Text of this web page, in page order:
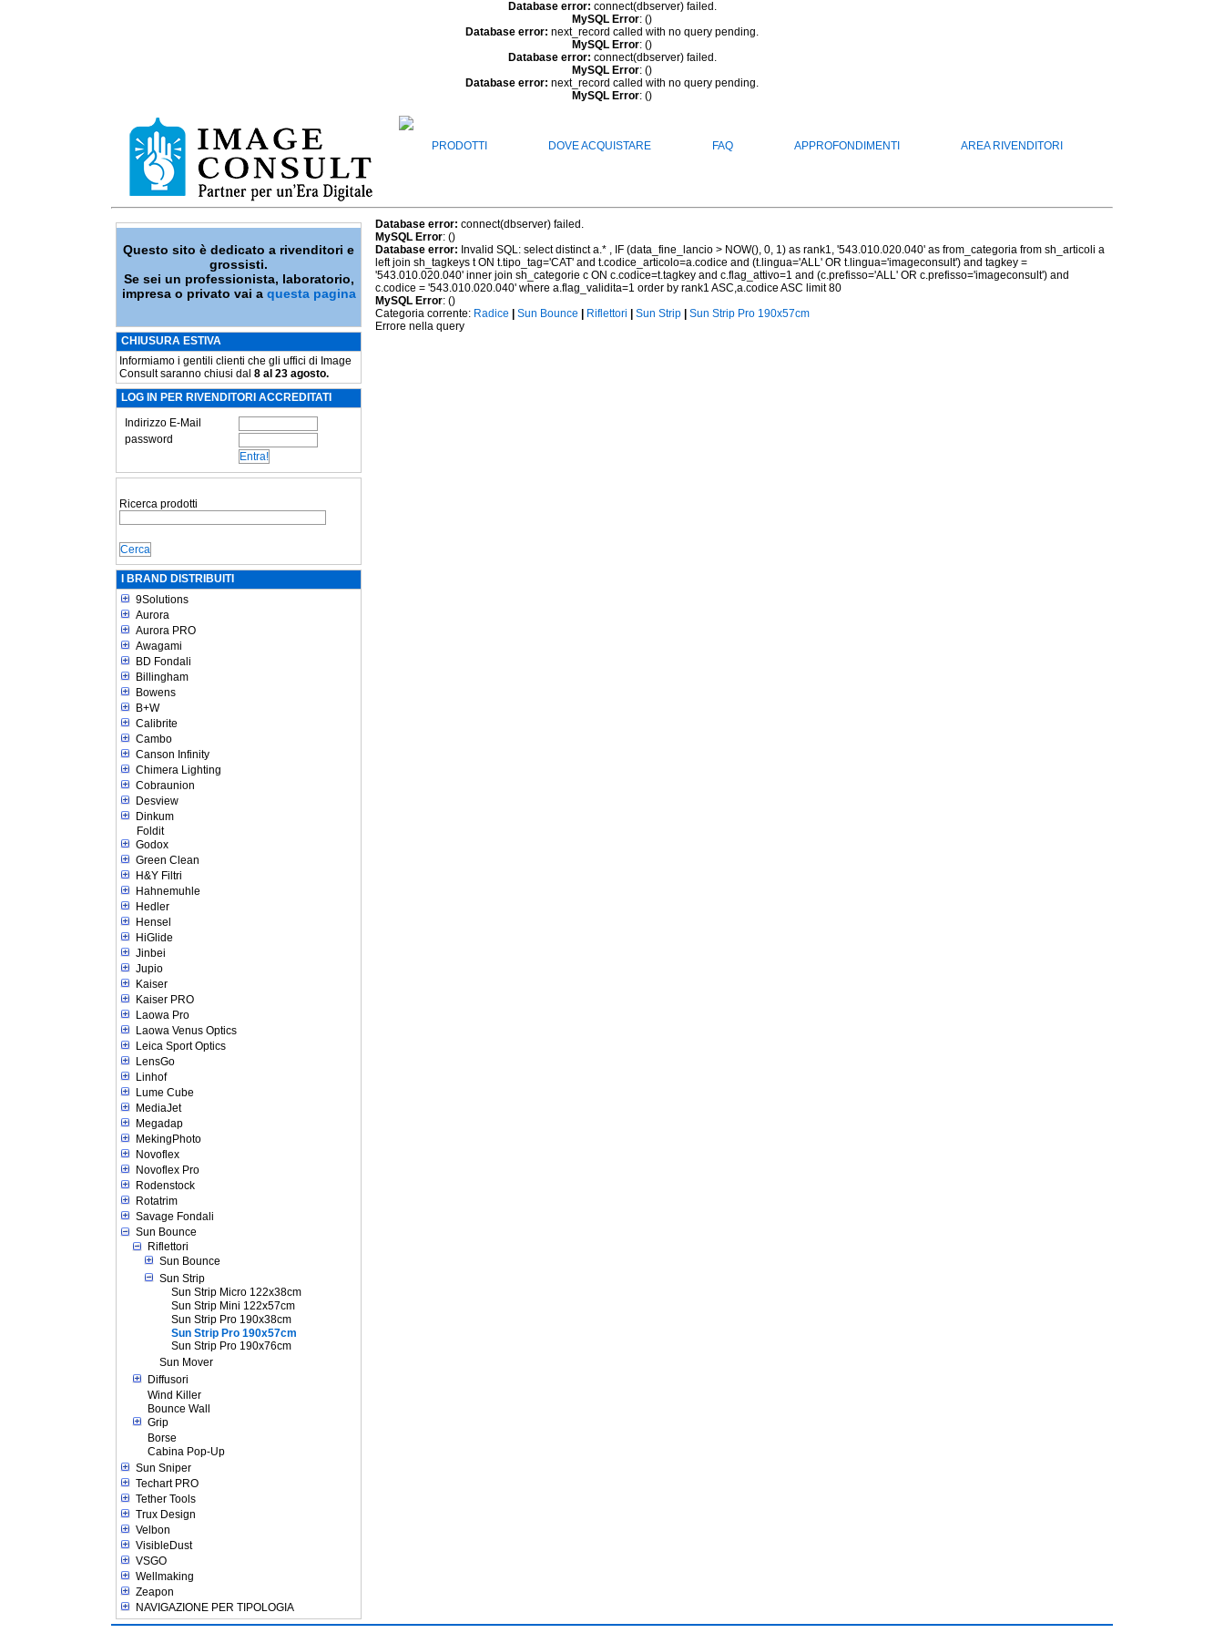
Database error: connect(dbserver) failed.
MySQL Error: ()
Database error: next_record called with no query pending.
MySQL Error: ()
Database error: connect(dbserver) failed.
MySQL Error: ()
Database error: next_record called with no query pending.
MySQL Error: ()
PRODOTTI DOVE ACQUISTARE FAQ APPROFONDIMENTI AREA RIVENDITORI
Questo sito è dedicato a rivenditori e
grossisti.
Se sei un professionista, laboratorio,
impresa o privato vai a questa pagina
CHIUSURA ESTIVA
Informiamo i gentili clienti che gli uffici di Image
Consult saranno chiusi dal 8 al 23 agosto.
LOG IN PER RIVENDITORI ACCREDITATI
Indirizzo E-Mail
password
Ricerca prodotti
I BRAND DISTRIBUITI
9Solutions
Aurora
Aurora PRO
Awagami
BD Fondali
Billingham
Bowens
B+W
Calibrite
Cambo
Canson Infinity
Chimera Lighting
Cobraunion
Desview
Dinkum
Foldit
Godox
Green Clean
H&Y Filtri
Hahnemuhle
Hedler
Hensel
HiGlide
Jinbei
Jupio
Kaiser
Kaiser PRO
Laowa Pro
Laowa Venus Optics
Leica Sport Optics
LensGo
Linhof
Lume Cube
MediaJet
Megadap
MekingPhoto
Novoflex
Novoflex Pro
Rodenstock
Rotatrim
Savage Fondali
Sun Bounce
Riflettori
Sun Bounce
Sun Strip
Sun Strip Micro 122x38cm
Sun Strip Mini 122x57cm
Sun Strip Pro 190x38cm
Sun Strip Pro 190x57cm
Sun Strip Pro 190x76cm
Sun Mover
Diffusori
Wind Killer
Bounce Wall
Grip
Borse
Cabina Pop-Up
Sun Sniper
Techart PRO
Tether Tools
Trux Design
Velbon
VisibleDust
VSGO
Wellmaking
Zeapon
NAVIGAZIONE PER TIPOLOGIA
Database error: connect(dbserver) failed.
MySQL Error: ()
Database error: Invalid SQL: select distinct a.* , IF (data_fine_lancio > NOW(), 0, 1) as rank1, '543.010.020.040' as from_categoria from sh_articoli a
left join sh_tagkeys t ON t.tipo_tag='CAT' and t.codice_articolo=a.codice and (t.lingua='ALL' OR t.lingua='imageconsult') and tagkey =
'543.010.020.040' inner join sh_categorie c ON c.codice=t.tagkey and c.flag_attivo=1 and (c.prefisso='ALL' OR c.prefisso='imageconsult') and
c.codice = '543.010.020.040' where a.flag_validita=1 order by rank1 ASC,a.codice ASC limit 80
MySQL Error: ()
Categoria corrente: Radice Sun Bounce Riflettori Sun Strip
Sun Strip Pro 190x57cm
Errore nella query